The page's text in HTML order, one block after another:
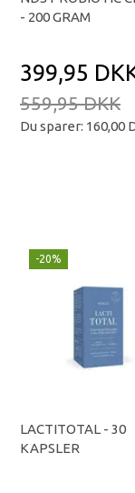
- 200 GRAM
399,95
559,95 DKK
Du sparer: 160,00
-20%
LACTITOTAL - 30
KAPSLER